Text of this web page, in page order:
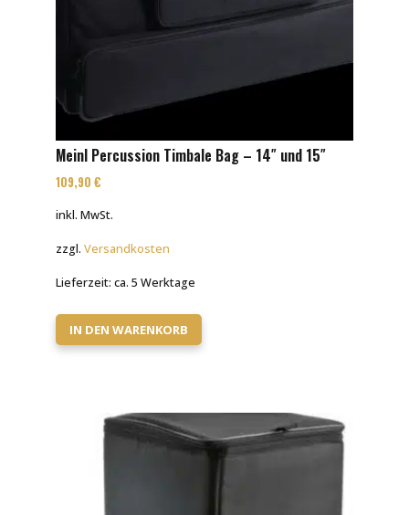
Meinl Percussion Timbale Bag – 14″ und 15″
109,90 €
inkl. MwSt.
zzgl. Versandkosten
Lieferzeit: ca. 5 Werktage
IN DEN WARENKORB